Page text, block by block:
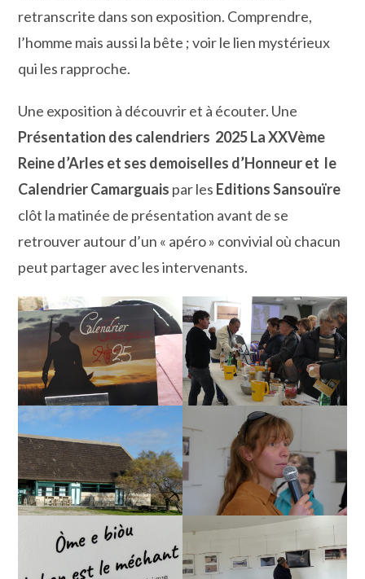
retranscrite dans son exposition. Comprendre,
l’homme mais aussi la bête ; voir le lien mystérieux
qui les rapproche.
Une exposition à découvrir et à écouter. Une
Présentation des calendriers 2025 La XXVème
Reine d’Arles et ses demoiselles d’Honneur et le
Calendrier Camarguais par les Editions Sansouïre
clôt la matinée de présentation avant de se
retrouver autour d’un « apéro » convivial où chacun
peut partager avec les intervenants.